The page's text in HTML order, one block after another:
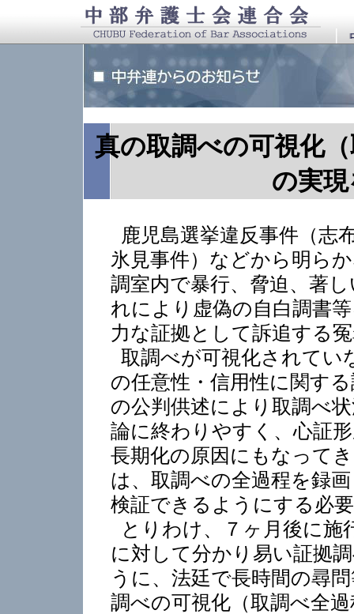
真の取調べの可視化
の実
鹿児島選挙違反事件（志
氷見事件）などから明ら
調室内で暴行、脅迫、著
れにより虚偽の自白調書
力な証拠として訴追する
取調べが可視化されてい
の任意性・信用性に関す
の公判供述により取調べ
論に終わりやすく、心証
長期化の原因にもなって
は、取調べの全過程を録
検証できるようにする必
とりわけ、７ヶ月後に施
に対して分かり易い証拠
うに、法廷で長時間の尋
調べの可視化（取調べ全